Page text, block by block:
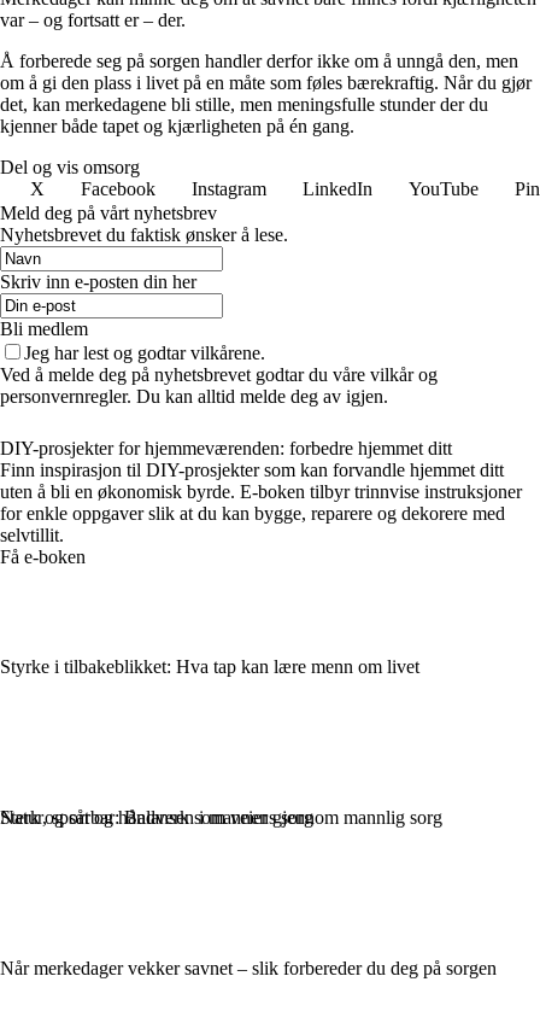
var – og fortsatt er – der.
Å forberede seg på sorgen handler derfor ikke om å unngå den, men
om å gi den plass i livet på en måte som føles bærekraftig. Når du gjør
det, kan merkedagene bli stille, men meningsfulle stunder der du
kjenner både tapet og kjærligheten på én gang.
Del og vis omsorg
X
Facebook Instagram LinkedIn YouTube
Meld deg på vårt nyhetsbrev
Nyhetsbrevet du faktisk ønsker å lese.
Skriv inn e-posten din her
Bli medlem
Jeg har lest og godtar vilkårene.
Ved å melde deg på nyhetsbrevet godtar du våre vilkår og
personvernregler. Du kan alltid melde deg av igjen.
DIY-prosjekter for hjemmeværenden: forbedre hjemmet ditt
Finn inspirasjon til DIY-prosjekter som kan forvandle hjemmet ditt
uten å bli en økonomisk byrde. E-boken tilbyr trinnvise instruksjoner
for enkle oppgaver slik at du kan bygge, reparere og dekorere med
selvtillit.
Få e-boken
Styrke i tilbakeblikket: Hva tap kan lære menn om livet
Natur, sport og håndverk som veier gjennom mannlig sorg
Når merkedager vekker savnet – slik forbereder du deg på sorgen
Sterk og sårbar: Balansen i mannens sorg